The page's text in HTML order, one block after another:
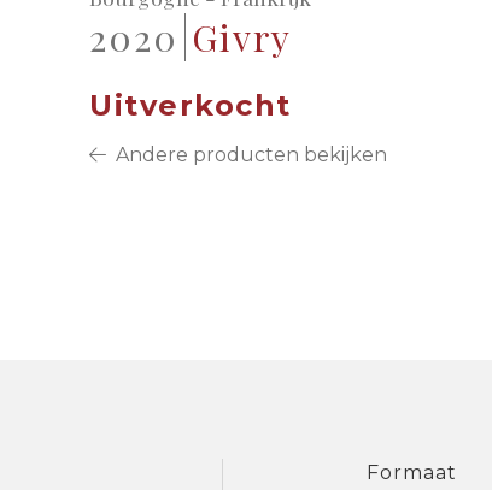
2020 Givry
Uitverkocht
Andere producten bekijken
Formaat